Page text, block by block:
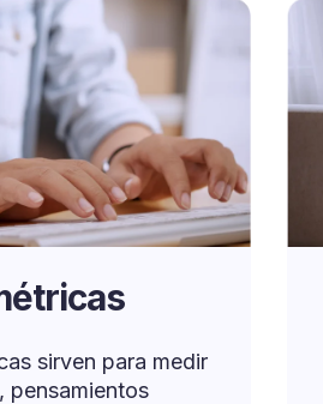
sirven para medir
pensamientos